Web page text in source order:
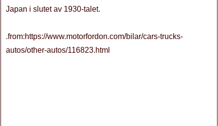
Japan i slutet av 1930-talet.
.from:https://www.motorfordon.com/bilar/cars-trucks-
autos/other-autos/116823.html